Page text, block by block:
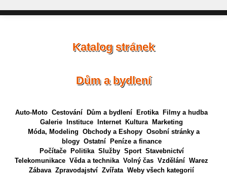
Katalog stránek
Dům a bydlení
Auto-Moto Cestování Dům a bydlení Erotika
Filmy a hudba
Galerie
Instituce Internet Kultura
Marketing
Móda, Modeling Obchody a Eshopy Osobní stránky a
blogy Ostatní
Peníze a finance
Počítače
Politika Služby Sport Stavebnictví
Telekomunikace Věda a technika Volný čas Vzdělání Warez
Zábava Zpravodajství Zvířata Weby všech kategorií